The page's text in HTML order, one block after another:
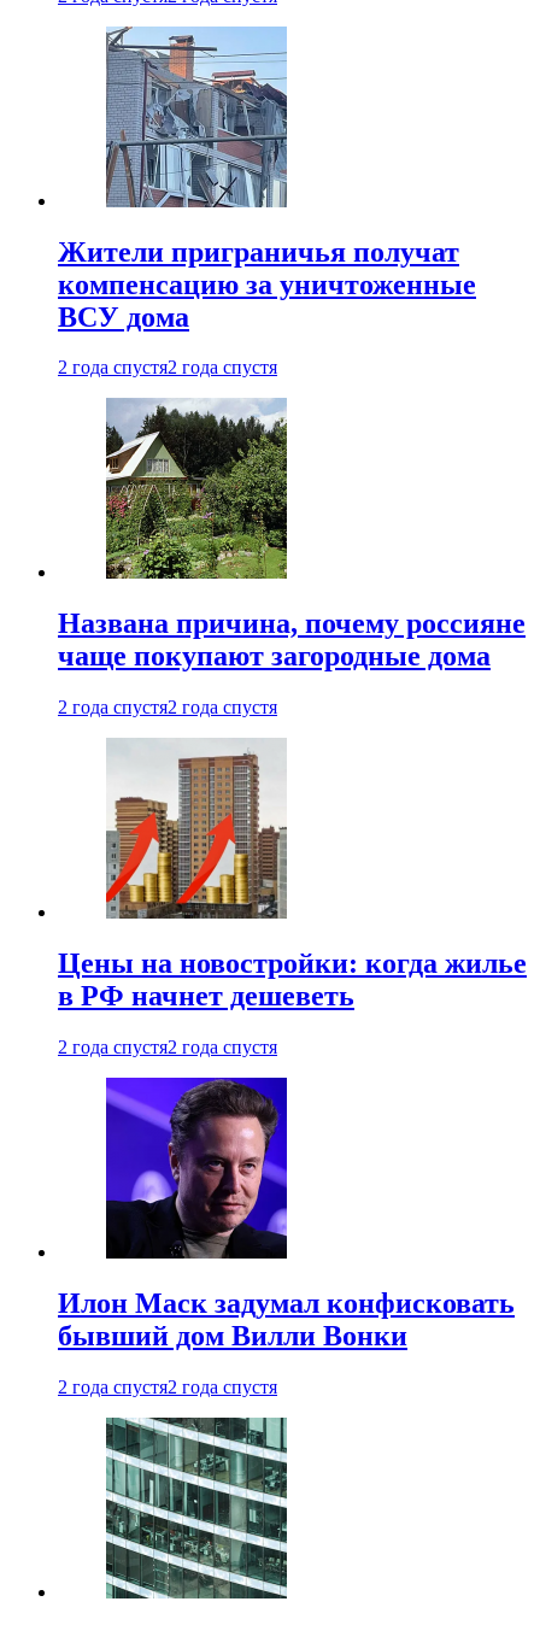
Жители приграничья получат
компенсацию за уничтоженные
ВСУ дома
2 года спустя2 года спустя
Названа причина, почему россияне
чаще покупают загородные дома
2 года спустя2 года спустя
Цены на новостройки: когда жилье
в РФ начнет дешеветь
2 года спустя2 года спустя
Илон Маск задумал конфисковать
бывший дом Вилли Вонки
2 года спустя2 года спустя